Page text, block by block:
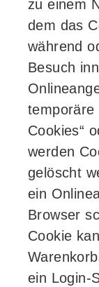
zu einem
dem das
während
Besuch
temporäre
Cookies“
werden
gelöscht
ein
Browser
Cookie
ein Login-